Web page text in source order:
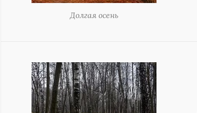
Долгая осень